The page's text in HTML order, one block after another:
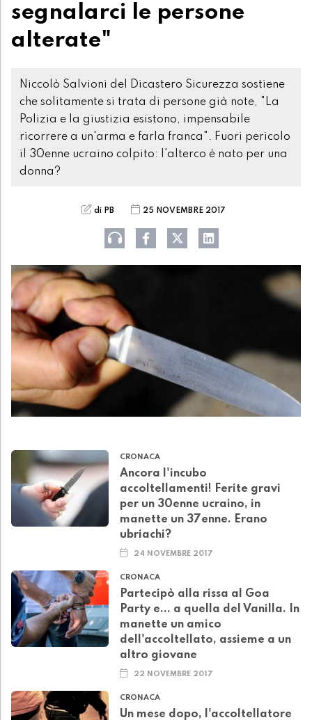
segnalarci le persone
alterate"
Niccolò Salvioni del Dicastero Sicurezza sostiene
che solitamente si trata di persone già note, "La
Polizia e la giustizia esistono, impensabile
ricorrere a un'arma e farla franca". Fuori pericolo
il 30enne ucraino colpito: l'alterco è nato per una
donna?
di PB 25 NOVEMBRE 2017
CRONACA
Ancora l'incubo
accoltellamenti! Ferite gravi
per un 30enne ucraino, in
manette un 37enne. Erano
ubriachi?
24 NOVEMBRE 2017
CRONACA
Partecipò alla rissa al Goa
Party e... a quella del Vanilla. In
manette un amico
dell'accoltellato, assieme a un
altro giovane
22 NOVEMBRE 2017
CRONACA
Un mese dopo, l'accoltellatore